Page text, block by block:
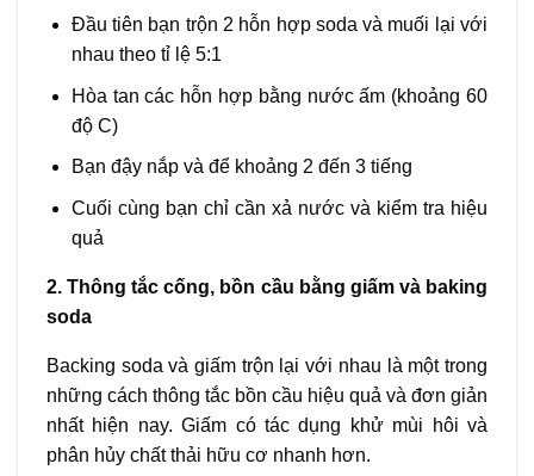
Đầu tiên bạn trộn 2 hỗn hợp soda và muối lại với
nhau theo tỉ lệ 5:1
Hòa tan các hỗn hợp bằng nước ấm (khoảng 60
độ C)
Bạn đậy nắp và để khoảng 2 đến 3 tiếng
Cuối cùng bạn chỉ cần xả nước và kiểm tra hiệu
quả
2. Thông tắc cống, bồn cầu bằng giấm và baking
soda
Backing soda và giấm trộn lại với nhau là một trong
những cách thông tắc bồn cầu hiệu quả và đơn giản
nhất hiện nay. Giấm có tác dụng khử mùi hôi và
phân hủy chất thải hữu cơ nhanh hơn.